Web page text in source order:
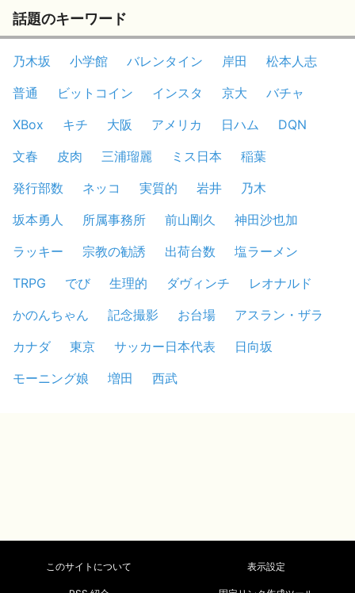
話題のキーワード
乃木坂 小学館 バレンタイン 岸田
松本人志
普通
ビットコイン インスタ 京大
バチャ
XBox
キチ 大阪 アメリカ 日ハム
DQN
文春
皮肉 三浦瑠麗 ミス日本
稲葉
発行部数
ネッコ 実質的 岩井
乃木
坂本勇人
所属事務所 前山剛久
神田沙也加
ラッキー
宗教の勧誘 出荷台数
塩ラーメン
TRPG
でび 生理的 ダヴィンチ
レオナルド
かのんちゃん
記念撮影 お台場
アスラン・ザラ
カナダ
東京 サッカー日本代表
日向坂
モーニング娘
増田 西武
このサイトについて 表示設定